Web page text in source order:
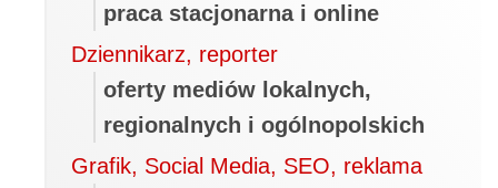
praca stacjonarna i online
Dziennikarz, reporter
oferty mediów lokalnych,
regionalnych i ogólnopolskich
Grafik, Social Media, SEO, reklama